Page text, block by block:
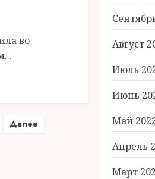
во
Далее
Август
Июль
Июнь
Май
Апрель
Март